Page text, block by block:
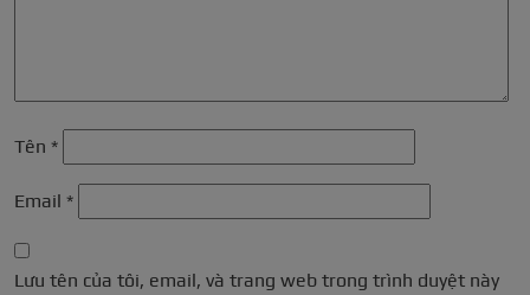
Tên *
Email *
Lưu tên của tôi, email, và trang web trong trình duyệt này